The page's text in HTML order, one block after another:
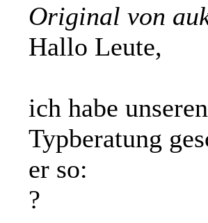
Original von
Hallo Leute,
ich habe
Typberatung
er so:
?